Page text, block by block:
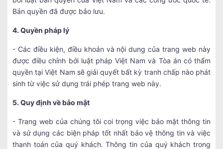
Bản quyền đã được bảo lưu.
4. Quyền pháp lý
- Các điều kiện, điều khoản và nội dung của trang web này
được điều chỉnh bởi luật pháp Việt Nam và Tòa án có thẩm
quyền tại Việt Nam sẽ giải quyết bất kỳ tranh chấp nào phát
sinh từ việc sử dụng trái phép trang web này.
5. Quy định về bảo mật
- Trang web của chúng tôi coi trọng việc bảo mật thông tin
và sử dụng các biện pháp tốt nhất bảo vệ thông tin và việc
thanh toán của quý khách. Thông tin của quý khách trong